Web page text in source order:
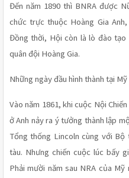
Đến năm 1890 thì BNRA được
chức trực thuộc Hoàng Gia
Đồng thời, Hội còn là lò đào tạo
quân đội Hoàng Gia.
Những ngày đầu hình thành tại Mỹ
Vào năm 1861, khi cuộc Nội
ở Anh nảy ra ý tưởng thành lập
Tổng thống Lincoln cùng với Bộ
tàu. Nhưng chiến cuộc lúc bấy
Phải mười năm sau NRA của